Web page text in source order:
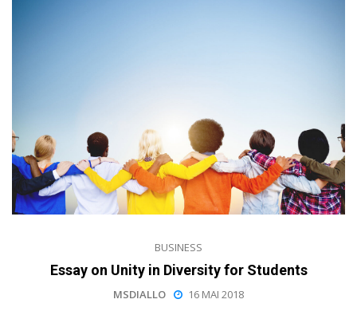
BUSINESS
Essay on Unity in Diversity for Students
MSDIALLO 16 MAI 2018